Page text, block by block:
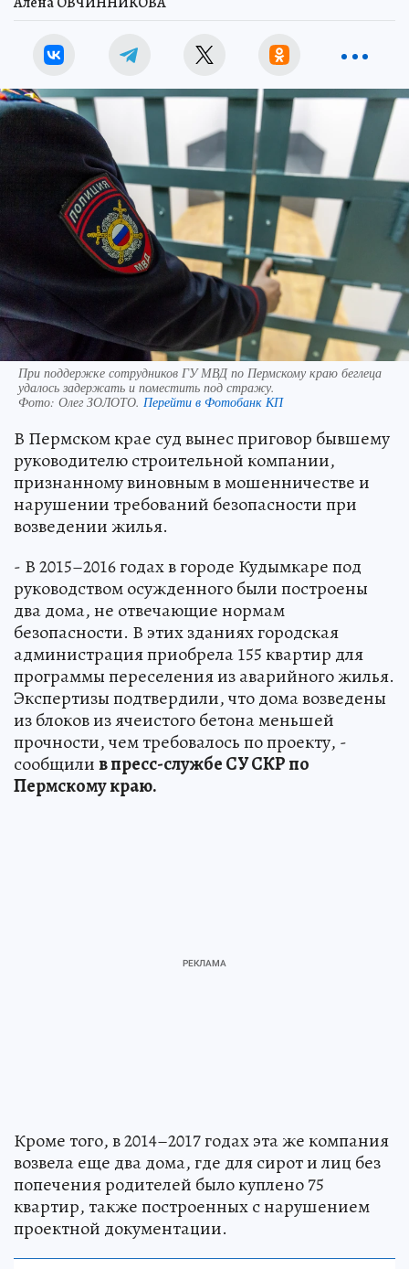
При поддержке сотрудников ГУ МВД по Пермскому краю беглеца
удалось задержать и поместить под стражу.
Фото: Олег ЗОЛОТО. Перейти в Фотобанк КП
В Пермском крае суд вынес приговор бывшему
руководителю строительной компании,
признанному виновным в мошенничестве и
нарушении требований безопасности при
возведении жилья.
- В 2015–2016 годах в городе Кудымкаре под
руководством осужденного были построены
два дома, не отвечающие нормам
безопасности. В этих зданиях городская
администрация приобрела 155 квартир для
программы переселения из аварийного жилья.
Экспертизы подтвердили, что дома возведены
из блоков из ячеистого бетона меньшей
прочности, чем требовалось по проекту, -
сообщилив пресс-службе СУ СКР по
Пермскому краю.
Кроме того, в 2014–2017 годах эта же компания
возвела еще два дома, где для сирот и лиц без
попечения родителей было куплено 75
квартир, также построенных с нарушением
проектной документации.